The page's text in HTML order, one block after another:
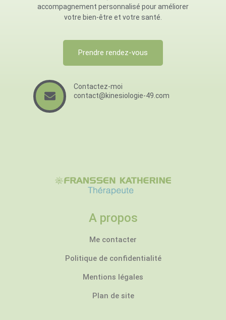
accompagnement personnalisé pour améliorer
votre bien-être et votre santé.
Prendre rendez-vous
Contactez-moi
contact@kinesiologie-49.com
A propos
Me contacter
Politique de confidentialité
Mentions légales
Plan de site